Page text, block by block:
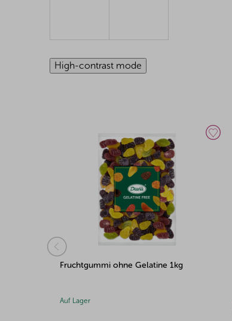
High-contrast mode
Fruchtgummi Mini Mix 1kg
Auf Lager